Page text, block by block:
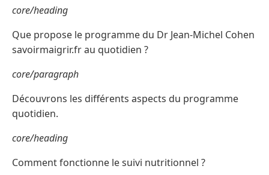
core/heading
Que propose le programme du Dr Jean-Michel Cohen
savoirmaigrir.fr au quotidien ?
core/paragraph
Découvrons les différents aspects du programme
quotidien.
core/heading
Comment fonctionne le suivi nutritionnel ?